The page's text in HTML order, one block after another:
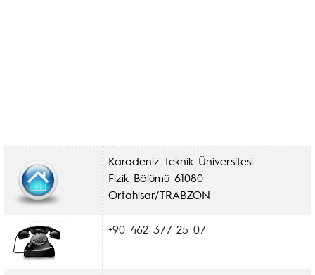
Karadeniz Teknik Üniversitesi
Fizik Bölümü 61080
Ortahisar/TRABZON
+90 462 377 25 07